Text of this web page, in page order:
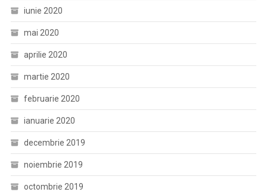
iunie 2020
mai 2020
aprilie 2020
martie 2020
februarie 2020
ianuarie 2020
decembrie 2019
noiembrie 2019
octombrie 2019